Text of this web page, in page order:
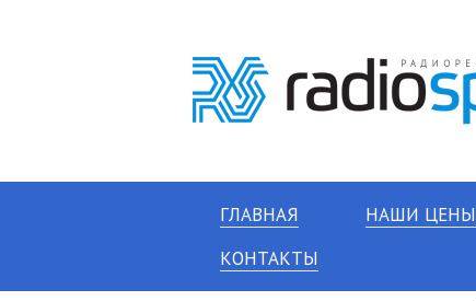
ГЛАВНАЯ НАШИ ЦЕНЫ
КОНТАКТЫ